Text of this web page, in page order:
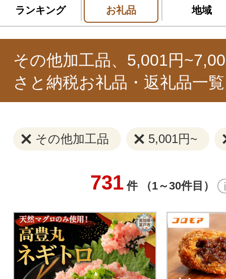
ランキング お礼品 地域
その他加工品、5,001円
さと納税お礼品・返礼品一覧
その他加工品 5,001円~
731 件 （1～30件目）